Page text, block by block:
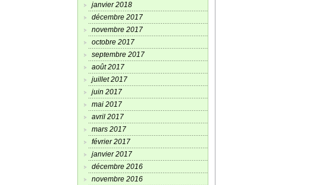
janvier 2018
décembre 2017
novembre 2017
octobre 2017
septembre 2017
août 2017
juillet 2017
juin 2017
mai 2017
avril 2017
mars 2017
février 2017
janvier 2017
décembre 2016
novembre 2016